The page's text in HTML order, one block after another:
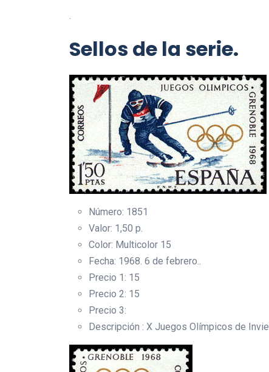
.
Sellos de la serie.
Número: 1851
Valor: 1,50 p.
Color: Multicolor 15
Fecha: 1968. 6 de febrero..
Precio 1: 15
Precio 2: 15
Precio 3:
Descripción : X Juegos Olímpicos de